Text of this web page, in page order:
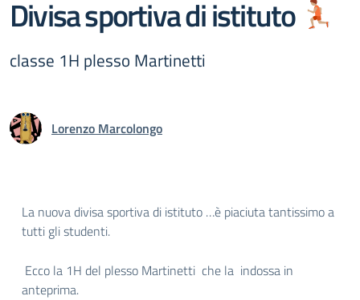
Divisa sportiva di istituto
classe 1H plesso Martinetti
Lorenzo Marcolongo
La nuova divisa sportiva di istituto …è piaciuta tantissimo a
tutti gli studenti.
Ecco la 1H del plesso Martinetti che la indossa in
anteprima.